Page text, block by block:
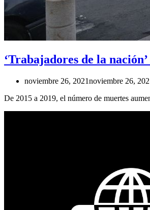
‘Trabajadores de la
noviembre 26, 2021noviembre 26,
De 2015 a 2019, el número de muertes